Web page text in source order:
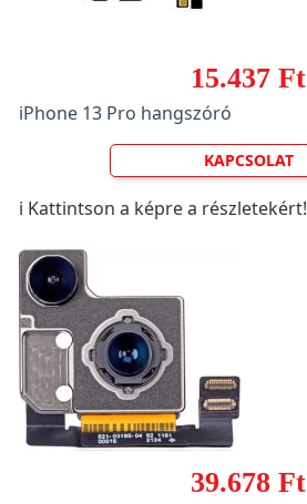
15.437 Ft
iPhone 13 Pro hangszóró
KAPCSOLAT
ℹ️ Kattintson a képre a részletekért!
39.678 Ft